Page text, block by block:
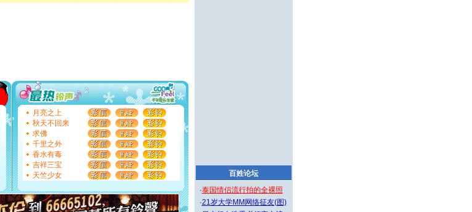
卖了。水晶之恋祝你新年快乐。
你太多，只有给你五千万：千万快乐！千万要健康！千万
要平安！千万要知足！千万不要忘记我！
[圣诞节]
不只这样的日子才会想起你,而是这样的日子才
能正大光明地骚扰你,告诉你,圣诞要快乐!新年要快乐!天天
都要快乐噢!
[圣诞节]
奉上一颗祝福的心,在这个特别的日子里,愿幸福,
如意,快乐,鲜花,一切美好的祝愿与你同在.圣诞快乐!
[元旦]
看到你我会触电；看不到你我要充电；没有你我会
断电。爱你是我职业，想你是我事业，抱你是我特长，吻
你是我专业！水晶之恋祝你新年快乐
[元旦]如果上天让我许三个愿望，一是今生今世和你在一
起；二是再生再世和你在一起；三是三生三世和你不再分
月亮之上
秋天不回来
求佛
千里之外
香水有毒
吉祥三宝
天竺少女
百姓论坛
·泰国情侣流行拍的全裸照
·21岁大学MM网络征友(图)